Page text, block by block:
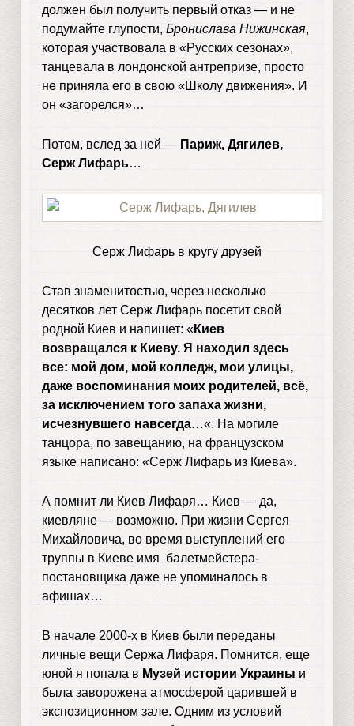
должен был получить первый отказ — и не
подумайте глупости, Бронислава Нижинская,
которая участвовала в «Русских сезонах»,
танцевала в лондонской антрепризе, просто
не приняла его в свою «Школу движения». И
он «загорелся»…
Потом, вслед за ней — Париж, Дягилев,
Серж Лифарь…
Серж Лифарь в кругу друзей
Став знаменитостью, через несколько
десятков лет Серж Лифарь посетит свой
родной Киев и напишет: «Киев
возвращался к Киеву. Я находил здесь
все: мой дом, мой колледж, мои улицы,
даже воспоминания моих родителей, всё,
за исключением того запаха жизни,
исчезнувшего навсегда…«. На могиле
танцора, по завещанию, на французском
языке написано: «Серж Лифарь из Киева».
А помнит ли Киев Лифаря… Киев — да,
киевляне — возможно. При жизни Сергея
Михайловича, во время выступлений его
труппы в Киеве имя балетмейстера-
постановщика даже не упоминалось в
афишах…
В начале 2000-х в Киев были переданы
личные вещи Сержа Лифаря. Помнится, еще
юной я попала в Музей истории Украины и
была заворожена атмосферой царившей в
экспозиционном зале. Одним из условий